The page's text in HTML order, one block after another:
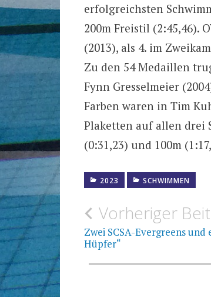
erfolgreichsten
200m Freistil (2:45,46).
(2013), als 4. im
Zu den 54 Medaillen
Fynn Gresselmeier
Farben waren in Tim
Plaketten auf allen drei
(0:31,23) und 100m
2023 SCHWIMMEN
Vorheriger
Zwei SCSA-Evergreens und
Hüpfer“